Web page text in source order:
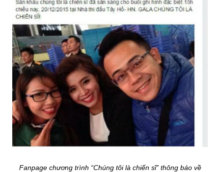
Fanpage chương trình “Chúng tôi là chiến sĩ” thông báo về